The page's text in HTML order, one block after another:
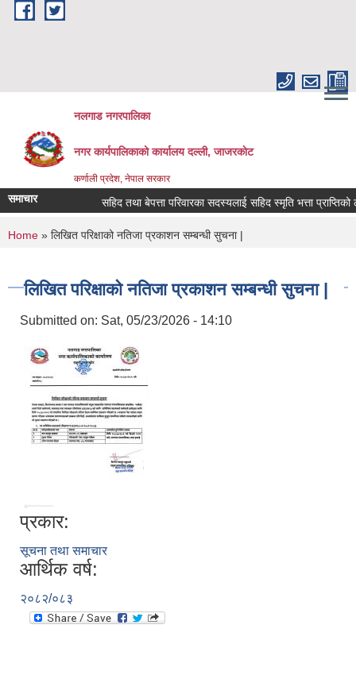
Skip to main content
नलगाड नगरपालिका
नगर कार्यपालिकाको कार्यालय दल्ली, जाजरकाेट
कर्णाली प्रदेश, नेपाल सरकार
समाचार सहिद तथा बेपत्ता परिवारका सदस्यलाई सहिद स्मृति भत्ता प्राप्तिको
You are here
Home » लिखित परिक्षाको नतिजा प्रकाशन सम्बन्धी सुचना |
लिखित परिक्षाको नतिजा प्रकाशन सम्बन्धी सुचना |
Submitted on: Sat, 05/23/2026 - 14:10
प्रकार:
सूचना तथा समाचार
आर्थिक वर्ष:
२०८२/०८३